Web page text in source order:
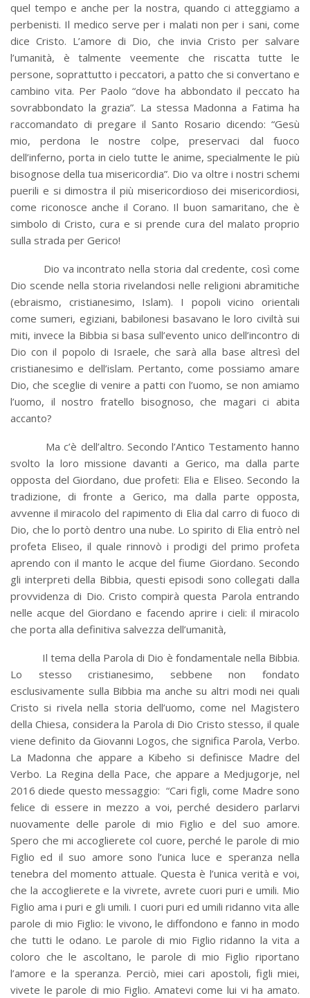
quel tempo e anche per la nostra, quando ci atteggiamo a
perbenisti. Il medico serve per i malati non per i sani, come
dice Cristo. L’amore di Dio, che invia Cristo per salvare
l’umanità, è talmente veemente che riscatta tutte le
persone, soprattutto i peccatori, a patto che si convertano e
cambino vita. Per Paolo “dove ha abbondato il peccato ha
sovrabbondato la grazia”. La stessa Madonna a Fatima ha
raccomandato di pregare il Santo Rosario dicendo: “Gesù
mio, perdona le nostre colpe, preservaci dal fuoco
dell’inferno, porta in cielo tutte le anime, specialmente le più
bisognose della tua misericordia”. Dio va oltre i nostri schemi
puerili e si dimostra il più misericordioso dei misericordiosi,
come riconosce anche il Corano. Il buon samaritano, che è
simbolo di Cristo, cura e si prende cura del malato proprio
sulla strada per Gerico!
Dio va incontrato nella storia dal credente, così come
Dio scende nella storia rivelandosi nelle religioni abramitiche
(ebraismo, cristianesimo, Islam). I popoli vicino orientali
come sumeri, egiziani, babilonesi basavano le loro civiltà sui
miti, invece la Bibbia si basa sull’evento unico dell’incontro di
Dio con il popolo di Israele, che sarà alla base altresì del
cristianesimo e dell’islam. Pertanto, come possiamo amare
Dio, che sceglie di venire a patti con l’uomo, se non amiamo
l’uomo, il nostro fratello bisognoso, che magari ci abita
accanto?
Ma c’è dell’altro. Secondo l’Antico Testamento hanno
svolto la loro missione davanti a Gerico, ma dalla parte
opposta del Giordano, due profeti: Elia e Eliseo. Secondo la
tradizione, di fronte a Gerico, ma dalla parte opposta,
avvenne il miracolo del rapimento di Elia dal carro di fuoco di
Dio, che lo portò dentro una nube. Lo spirito di Elia entrò nel
profeta Eliseo, il quale rinnovò i prodigi del primo profeta
aprendo con il manto le acque del fiume Giordano. Secondo
gli interpreti della Bibbia, questi episodi sono collegati dalla
provvidenza di Dio. Cristo compirà questa Parola entrando
nelle acque del Giordano e facendo aprire i cieli: il miracolo
che porta alla definitiva salvezza dell’umanità,
Il tema della Parola di Dio è fondamentale nella Bibbia.
Lo stesso cristianesimo, sebbene non fondato
esclusivamente sulla Bibbia ma anche su altri modi nei quali
Cristo si rivela nella storia dell’uomo, come nel Magistero
della Chiesa, considera la Parola di Dio Cristo stesso, il quale
viene definito da Giovanni Logos, che significa Parola, Verbo.
La Madonna che appare a Kibeho si definisce Madre del
Verbo. La Regina della Pace, che appare a Medjugorje, nel
2016 diede questo messaggio: “Cari figli, come Madre sono
felice di essere in mezzo a voi, perché desidero parlarvi
nuovamente delle parole di mio Figlio e del suo amore.
Spero che mi accoglierete col cuore, perché le parole di mio
Figlio ed il suo amore sono l’unica luce e speranza nella
tenebra del momento attuale. Questa è l’unica verità e voi,
che la accoglierete e la vivrete, avrete cuori puri e umili. Mio
Figlio ama i puri e gli umili. I cuori puri ed umili ridanno vita alle
parole di mio Figlio: le vivono, le diffondono e fanno in modo
che tutti le odano. Le parole di mio Figlio ridanno la vita a
coloro che le ascoltano, le parole di mio Figlio riportano
l’amore e la speranza. Perciò, miei cari apostoli, figli miei,
vivete le parole di mio Figlio. Amatevi come lui vi ha amato.